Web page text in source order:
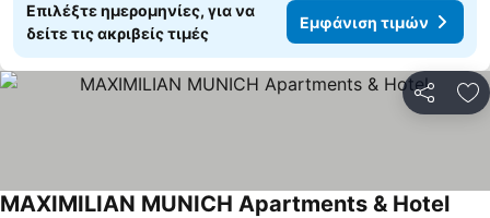
Επιλέξτε ημερομηνίες, για να
δείτε τις ακριβείς τιμές
Εμφάνιση τιμών
MAXIMILIAN MUNICH Apartments & Hotel